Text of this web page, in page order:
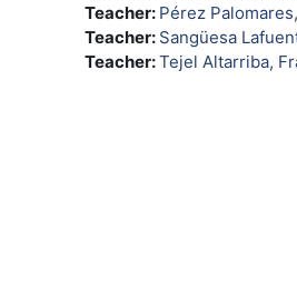
Teacher: Pérez
Teacher: Sangüesa
Teacher:Tejel Altarriba,